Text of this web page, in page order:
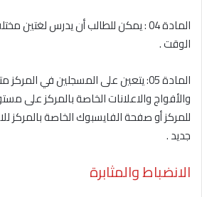
المادة 04 : يمكن للطالب أن يدرس
الوقت .
المادة 05: يتعين على المسجلين في
والأفواج والاعلانات الخاصة بالمركز على
للمركز أو صفحة الفايسبوك الخاصة بالمركز
جديد .
الانضباط والمثابرة